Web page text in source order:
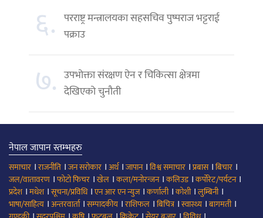
६. परराष्ट्र मन्त्रालयका सहसचिव पुष्पराज भट्टराई
पक्राउ
७. उपभोक्ता संरक्षण ऐन र चिकित्सा क्षेत्रमा
देखिएको चुनौती
नेपाल जापान स्तम्भहरु
समाचार ।राजनीति ।जन सरोकार ।अर्थ।जापान।विश्व समाचार ।प्रबास।बिचार ।
जल/वातावरण ।फोटो फिचर ।खेल ।कला/मनोरन्जन।कलिउड।कर्पोरेट/पर्यटन।
प्रदेश।मधेश।सूचना/प्रविधि।एन आर एन न्युज।कर्णाली।कोशी।लुम्बिनी।
भाषा/साहित्य ।अन्तरवार्ता।सम्पादकीय ।राशिफल ।बिचित्र।स्वास्थ्य ।बागमती।